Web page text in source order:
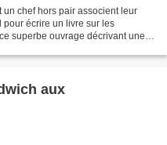
chef hors pair associent leur
écrire un livre sur les
superbe ouvrage décrivant une
aux